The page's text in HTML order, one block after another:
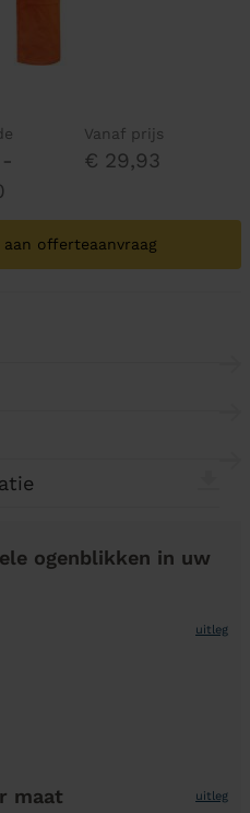
Vanaf prijs
€ 29,93
offerteaanvraag
ogenblikken in uw
uitleg
maat uitleg